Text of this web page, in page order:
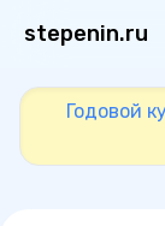
stepenin.ru
Годовой